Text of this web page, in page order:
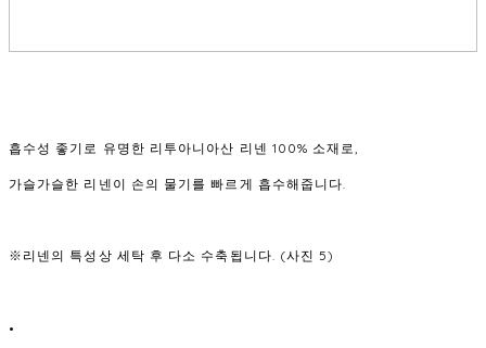
흡수성 좋기로 유명한 리투아니아산 리넨 100% 소재로,
가슬가슬한 리넨이 손의 물기를 빠르게 흡수해줍니다.
※리 넨의 특성상 세탁 후 다소 수축됩니다. (사진 5)
•